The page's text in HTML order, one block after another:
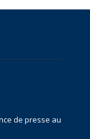
de presse au